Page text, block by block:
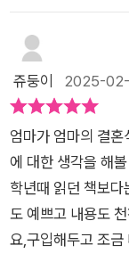
이 다 불안하고 불
각했던 완전한 가
그 와중에 햄스터
비도 잘 진행되는
르는지 하온이는 엄
지 너무 좋다며 세
더 화가 나고 불편
나의 말도 듣지 않
스터를 그만 놓쳐버
다. 하지만 요즘은
태 중 하나죠. 이
라, 각자의 사정이
다.다온이의 엄마
서 서로를 사랑하
죠. 특히 친부모의
는 과정이 매우 섬
로운 아빠가 생긴다
희 딸은 자기가 마
쥬둥이 2025-
엄마가 엄마의 결
에 대한 생각을 해
학년때 읽던 책보
도 예쁘고 내용도
요,구입해두고 조